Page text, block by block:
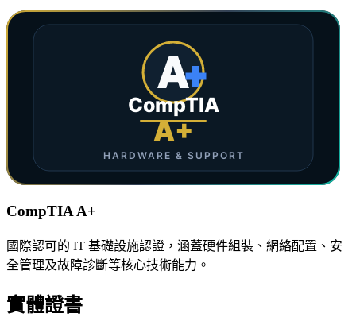
CompTIA A+
國際認可的 IT 基礎設施認證，涵蓋硬件組裝、網絡配置、安
全管理及故障診斷等核心技術能力。
實體證書